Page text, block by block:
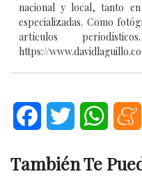
nacional y local, tanto en
especializadas. Como
artículos
https://
FacebookTwitter
También Te